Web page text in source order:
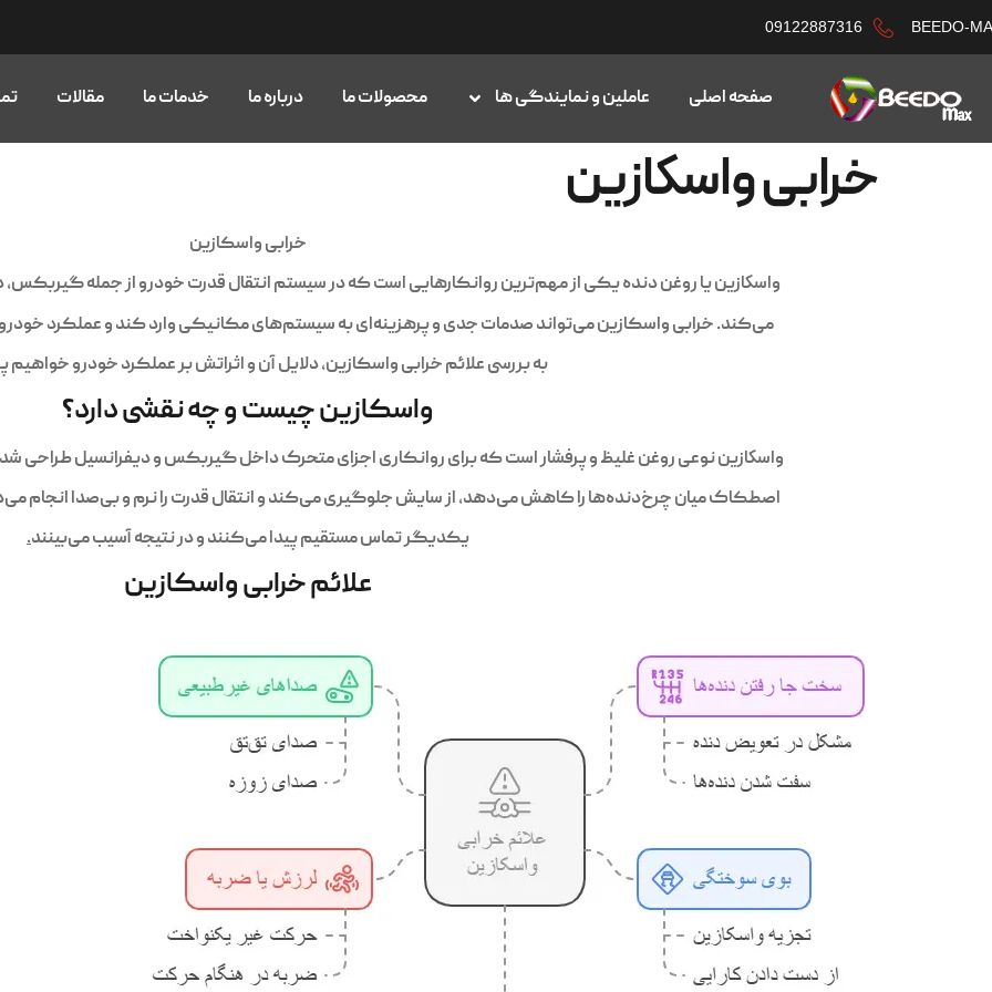
BEEDO-
09122887316
صفحه اصلی عاملین و نمایندگی ها محصولات ما درباره ما خدمات ما مقالات
خرابی واسکازین
خرابی واسکازین
واسكازین یا روغن دنده یکی از مهم‌ترین روانکارهایی است که در سیستم انتقال قدرت خودرو از جمله
می‌کند. خرابی واسکازین می‌تواند صدمات جدی و پرهزینه‌ای به سیستم‌های مکانیکی وارد کند و عملکرد خودرو
به بررسی علائم خرابی واسکازین، دلایل آن و اثراتش بر عملکرد خودرو خواهیم
واسکازین چیست و چه نقشی دارد؟
واسكازین نوعی روغن غلیظ و پرفشار است که برای روانکاری اجزای متحرک داخل گیربکس و دیفرانسیل طراحی
اصطکاک میان چرخ‌دنده‌ها را کاهش می‌دهد، از سایش جلوگیری می‌کند و انتقال قدرت را نرم و بی‌صدا انجام
یکدیگر تماس مستقیم پیدا می‌کنند و در نتیجه آسیب می‌بینند.
علائم خرابی واسکازین